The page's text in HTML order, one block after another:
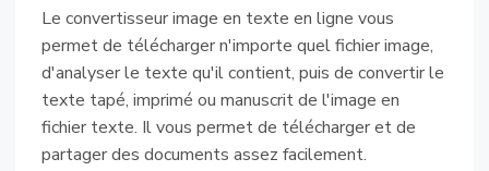
Le convertisseur image en texte en ligne vous
permet de télécharger n'importe quel fichier image,
d'analyser le texte qu'il contient, puis de convertir le
texte tapé, imprimé ou manuscrit de l'image en
fichier texte. Il vous permet de télécharger et de
partager des documents assez facilement.